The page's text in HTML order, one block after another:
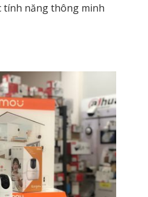
tính năng thông minh